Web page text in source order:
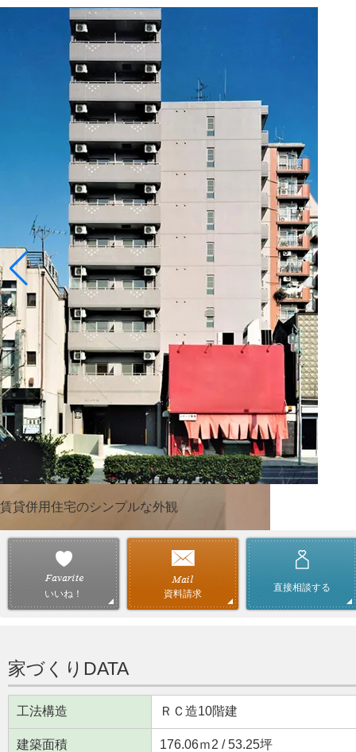
賃貸併用住宅のシンプルな外観
いいね！ 資料請求
直接相談する
家づくりDATA
工法構造 ＲＣ造10階建
建築面積 176.06ｍ2 / 53.25坪